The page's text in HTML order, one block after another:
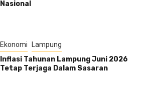
Nasional
Ekonomi Lampung
Inflasi Tahunan Lampung Juni 2026
Tetap Terjaga Dalam Sasaran